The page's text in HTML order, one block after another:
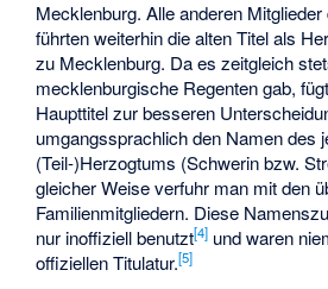
Mecklenburg. Alle anderen
führten weiterhin die alten Titel als
zu Mecklenburg. Da es zeitgleich
mecklenburgische Regenten gab,
Haupttitel zur besseren
umgangssprachlich den Namen des
(Teil-)Herzogtums (Schwerin bzw.
gleicher Weise verfuhr man mit den
Familienmitgliedern. Diese
nur inoffiziell benutzt[4] und waren
offiziellen Titulatur.[5]